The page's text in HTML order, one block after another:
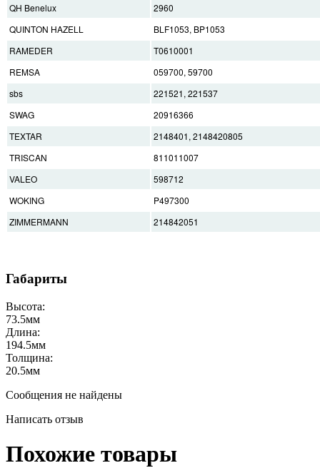
QH Benelux
2960
QUINTON HAZELL
BLF1053, BP1053
RAMEDER
T0610001
REMSA
059700, 59700
sbs
221521, 221537
SWAG
20916366
TEXTAR
2148401, 2148420805
TRISCAN
811011007
VALEO
598712
WOKING
P497300
ZIMMERMANN
214842051
Габариты
Высота:
73.5мм
Длина:
194.5мм
Толщина:
20.5мм
Сообщения не найдены
Написать отзыв
Похожие товары